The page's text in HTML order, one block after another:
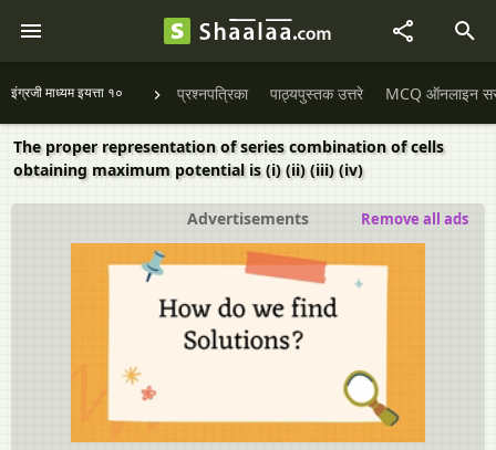
इंग्रजी माध्यम इयत्ता १० प्रश्नपत्रिका पाठ्यपुस्तक उत्तरे MCQ ऑनलाइन
The proper representation of series combination of cells
obtaining maximum potential is (i) (ii) (iii) (iv)
Advertisements Remove all ads